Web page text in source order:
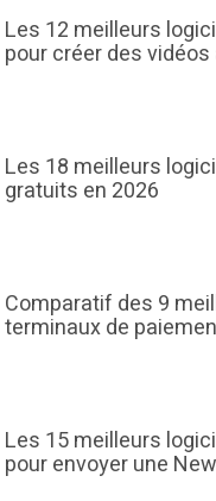
Les 12 meilleurs
pour créer des
Les 18 meilleurs
gratuits en 2026
Comparatif des 9
terminaux de
Les 15 meilleurs
pour envoyer une